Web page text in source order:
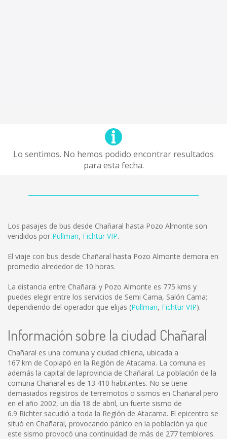
Lo sentimos. No hemos podido encontrar resultados
para esta fecha.
Los pasajes de bus desde Chañaral hasta Pozo Almonte son
vendidos por Pullman, Fichtur VIP.
El viaje con bus desde Chañaral hasta Pozo Almonte demora en
promedio alrededor de 10 horas.
La distancia entre Chañaral y Pozo Almonte es 775 kms y
puedes elegir entre los servicios de Semi Cama, Salón Cama;
dependiendo del operador que elijas (Pullman, Fichtur VIP).
Información sobre la ciudad Chañaral
Chañaral es una comuna y ciudad chilena, ubicada a
167 km de Copiapó en la Región de Atacama. La comuna es
además la capital de laprovincia de Chañaral. La población de la
comuna Chañaral es de 13 410 habitantes. No se tiene
demasiados registros de terremotos o sismos en Chañaral pero
en el año 2002, un día 18 de abril, un fuerte sismo de
6.9 Richter sacudió a toda la Región de Atacama. El epicentro se
situó en Chañaral, provocando pánico en la población ya que
este sismo provocó una continuidad de más de 277 temblores.